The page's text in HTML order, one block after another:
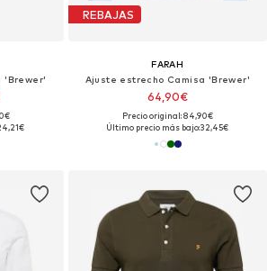
'Brewer'
REBAJAS
FARAH
Ajuste estrecho Camisa 'Brewer'
64,90€
Precio original: 84,90€
Último precio más bajo:32,45€